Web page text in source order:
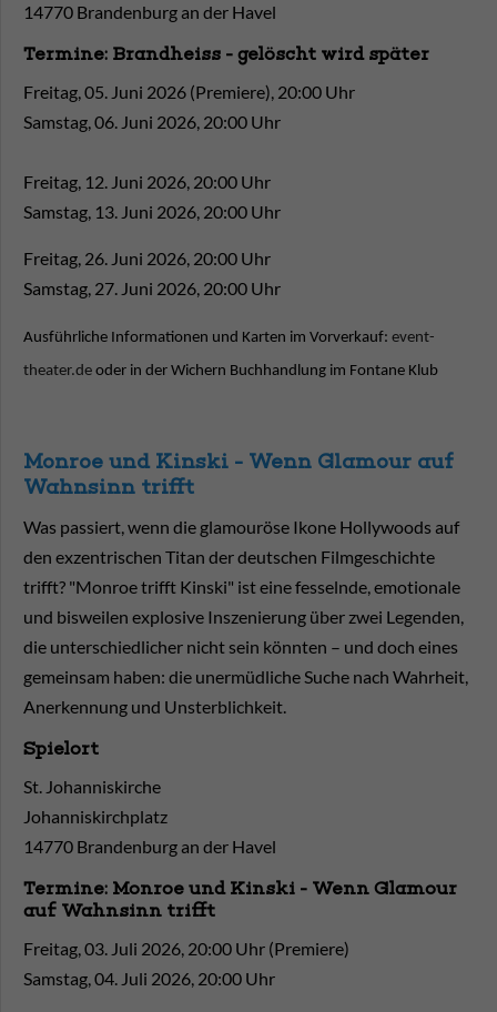
14770 Brandenburg an der Havel
Termine: Brandheiss - gelöscht wird später
Freitag, 05. Juni 2026 (Premiere), 20:00 Uhr
Samstag, 06. Juni 2026, 20:00 Uhr
Freitag, 12. Juni 2026, 20:00 Uhr
Samstag, 13. Juni 2026, 20:00 Uhr
Freitag, 26. Juni 2026, 20:00 Uhr
Samstag, 27. Juni 2026, 20:00 Uhr
Ausführliche Informationen und Karten im Vorverkauf: event-
theater.de oder in der Wichern Buchhandlung im Fontane Klub
Monroe und Kinski - Wenn Glamour auf
Wahnsinn trifft
Was passiert, wenn die glamouröse Ikone Hollywoods auf
den exzentrischen Titan der deutschen Filmgeschichte
trifft? "Monroe trifft Kinski" ist eine fesselnde, emotionale
und bisweilen explosive Inszenierung über zwei Legenden,
die unterschiedlicher nicht sein könnten – und doch eines
gemeinsam haben: die unermüdliche Suche nach Wahrheit,
Anerkennung und Unsterblichkeit.
Spielort
St. Johanniskirche
Johanniskirchplatz
14770 Brandenburg an der Havel
Termine: Monroe und Kinski - Wenn Glamour
auf Wahnsinn trifft
Freitag, 03. Juli 2026, 20:00 Uhr (Premiere)
Samstag, 04. Juli 2026, 20:00 Uhr